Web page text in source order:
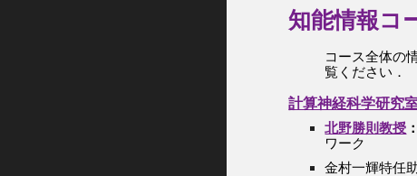
知能情報コ
コース全体の
覧ください．
計算神経科学研究
北野勝則教授 ：
ワーク
金村一輝特任